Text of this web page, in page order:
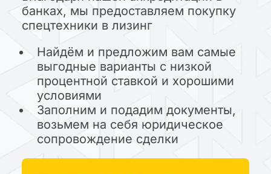
банках, мы предоставляем покупку
спецтехники в лизинг
Найдём и предложим вам самые
выгодные варианты с низкой
процентной ставкой и хорошими
условиями
Заполним и подадим документы,
возьмем на себя юридическое
сопровождение сделки